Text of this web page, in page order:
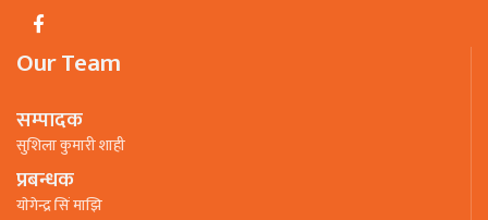
Our Team
सम्पादक
सुशिला कुमारी शाही
प्रबन्धक
याेगेन्द्र सिं माझि